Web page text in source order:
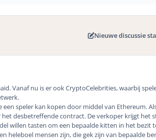
Nieuwe discussie
Vanaf nu is er ook CryptoCelebrities, waarbij
.
speler kan kopen door middel van Ethereum.
desbetreffende contract. De verkoper krijgt het
willen tasten om een bepaalde kitten in het
heleboel mensen zijn, die gek zijn van bepaalde